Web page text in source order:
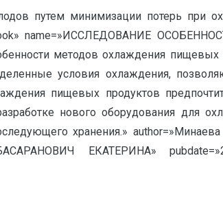
путем минимизации потерь при
name=»ИССЛЕДОВАНИЕ
методов охлаждения пищевых
условия охлаждения,
пищевых продуктов
нового оборудования для
хранения.»
ЕКАТЕРИНА»